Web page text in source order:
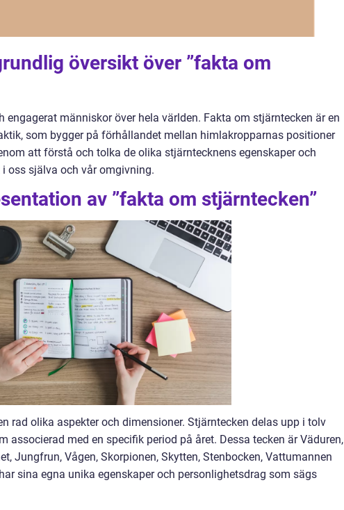
översikt över ”fakta om
människor över hela världen. Fakta om stjärntecken är en
som bygger på förhållandet mellan himlakropparnas positioner
att förstå och tolka de olika stjärntecknens egenskaper och
oss själva och vår omgivning.
av ”fakta om stjärntecken”
rad olika aspekter och dimensioner. Stjärntecken delas upp i tolv
associerad med en specifik period på året. Dessa tecken är Väduren,
Jungfrun, Vågen, Skorpionen, Skytten, Stenbocken, Vattumannen
sina egna unika egenskaper och personlighetsdrag som sägs